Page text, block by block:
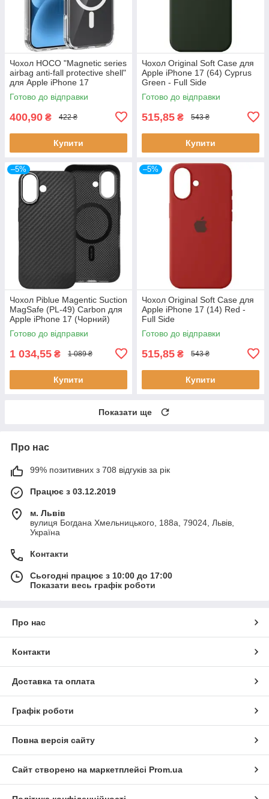
Чохол HOCO "Magnetic series
airbag anti-fall protective shell"
для Apple iPhone 17
(прозорий)
Готово до відправки
400,90 ₴ 422 ₴
Купити
Чохол Original Soft Case для
Apple iPhone 17 (64) Cyprus
Green - Full Side
Готово до відправки
515,85 ₴ 543 ₴
Купити
–5%
Чохол Piblue Magentic Suction
MagSafe (PL-49) Carbon для
Apple iPhone 17 (Чорний)
Готово до відправки
1 034,55 ₴ 1 089 ₴
Купити
–5%
Чохол Original Soft Case для
Apple iPhone 17 (14) Red -
Full Side
Готово до відправки
515,85 ₴ 543 ₴
Купити
Показати ще
Про нас
99% позитивних з 708 відгуків за рік
Працює з 03.12.2019
м. Львів
вулиця Богдана Хмельницького, 188а, 79024, Львів,
Україна
Контакти
Сьогодні працює з 10:00 до 17:00
Показати весь графік роботи
Про нас
Контакти
Доставка та оплата
Графік роботи
Повна версія сайту
Сайт створено на маркетплейсі Prom.ua